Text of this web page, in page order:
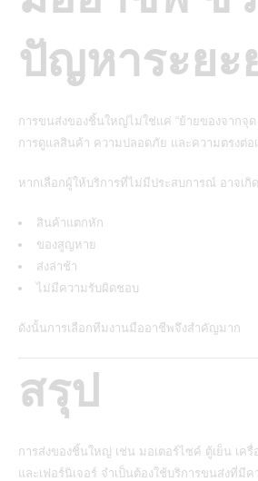
ปัญหาระยะ
การขนส่งของชิ้นใหญ่ไม่ใช่แค่ “ย้ายของจากจุด
การดูแลสินค้า ความปลอดภัย และความตรงต่อ
หากเลือกผู้ให้บริการที่ไม่มีประสบการณ์ อาจเกิ
สินค้าแตกหัก
ของสูญหาย
ส่งล่าช้า
ไม่มีความรับผิดชอบ
ดังนั้นการเลือกทีมงานมืออาชีพจึงสำคัญมาก
สรุป
การส่งของชิ้นใหญ่ เช่น มอเตอร์ไซค์ ตู้เย็น เค
และเฟอร์นิเจอร์ จำเป็นต้องใช้บริการขนส่งที่มี